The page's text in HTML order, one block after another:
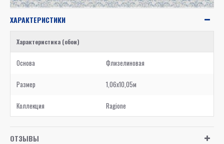
ХАРАКТЕРИСТИКИ
Характеристика (обои)
Основа Флизелиновая
Размер 1,06x10,05м
Коллекция Ragione
ОТЗЫВЫ